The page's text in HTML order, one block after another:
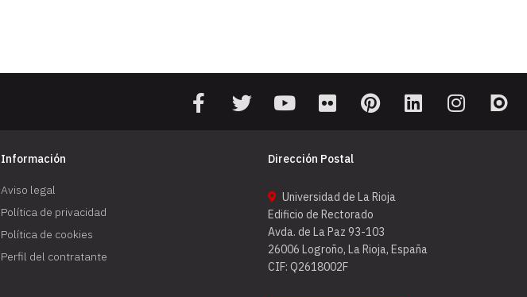
Información
Aviso legal
Política de privacidad
Política de cookies
Perfil del contratante
Dirección Postal
Universidad de La Rioja
Edificio de Rectorado
Avda. de La Paz 93-103
26006 Logroño, La Rioja, España
CIF: Q2618002F